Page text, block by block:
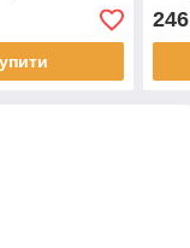
металiк extra
246